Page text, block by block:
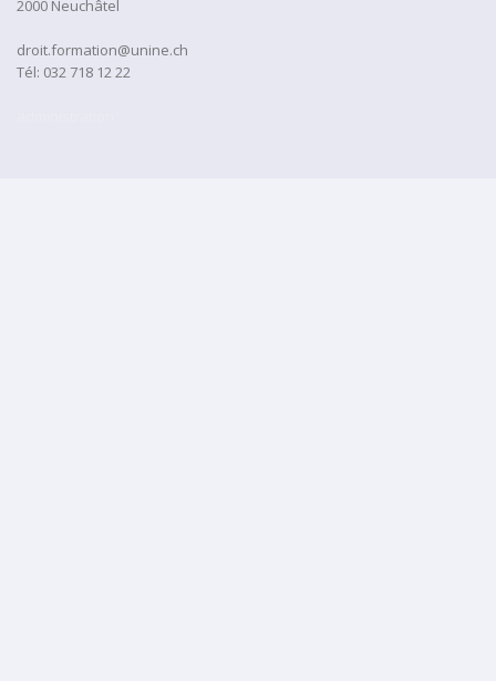
2000 Neuchâtel
droit.formation@unine.ch
Tél: 032 718 12 22